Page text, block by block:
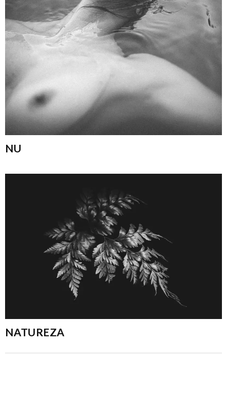
NU
NATUREZA